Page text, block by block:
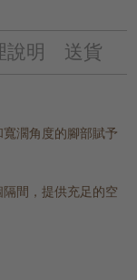
說明 送貨
濶角度的腳部賦予
間，提供充足的空